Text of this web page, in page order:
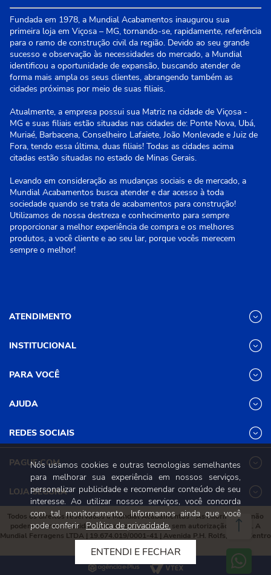
Fundada em 1978, a Mundial Acabamentos inaugurou sua
primeira loja em Viçosa – MG, tornando-se, rapidamente, referência
para o ramo de construção civil da região. Devido ao seu grande
sucesso e observação às necessidades do mercado, a Mundial
identificou a oportunidade de expansão, buscando atender de
forma mais ampla os seus clientes, abrangendo também as
cidades próximas por meio de suas filiais.
Atualmente, a empresa possui sua Matriz na cidade de Viçosa -
MG e suas filiais estão situadas nas cidades de: Ponte Nova, Ubá,
Muriaé, Barbacena, Conselheiro Lafaiete, João Monlevade e Juiz de
Fora, tendo essa última, duas filiais! Todas as cidades acima
citadas estão situadas no estado de Minas Gerais.
Levando em consideração as mudanças sociais e de mercado, a
Mundial Acabamentos busca atender e dar acesso à toda
sociedade quando se trata de acabamentos para construção!
Utilizamos de nossa destreza e conhecimento para sempre
proporcionar a melhor experiência de compra e os melhores
produtos, a você cliente e ao seu lar, porque vocês merecem
sempre o melhor!
ATENDIMENTO
Segunda a Sexta das 8h às 17h30
Sábado das 8h às 12h
(31) 3611-8200 Loja Física
INSTITUCIONAL
Nossas Lojas
Programa de
Relacionamento
Trabalhe Conosco
PARA VOCÊ
Minha conta
Revistas
AJUDA
Dúvidas
Frete e Entrega
Trocas e
Devoluções
Política de
Privacidade e
Segurança
REDES SOCIAIS
PAGUE COM
LOJA SEGURA
Todos os direitos reservados à Mundial Acabamentos - As informações não
podem ser reproduzidas total ou parcialmente sem autorização prévia. A
Mundial Ferragens LTDA | 19.674.019/0001-41 | Avenida P.H. Rolfs, 215 , Centro
Nós usamos cookies e outras tecnologias semelhantes
para melhorar sua experiência em nossos serviços,
personalizar publicidade e recomendar conteúdo de seu
interesse. Ao utilizar nossos serviços, você concorda
com tal monitoramento. Informamos ainda que você
pode conferir Política de privacidade.
ENTENDI E FECHAR